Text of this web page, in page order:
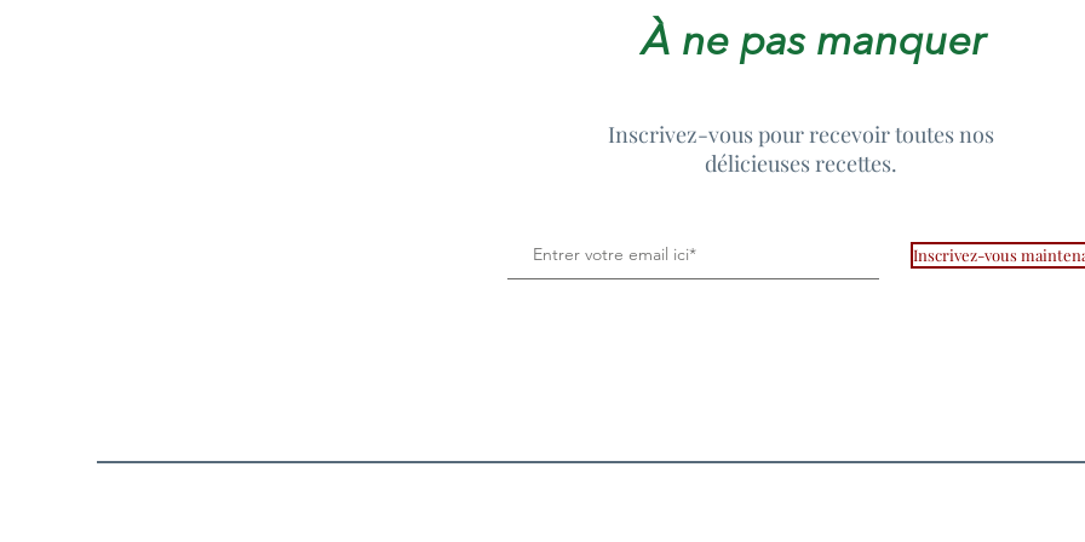
À ne pas manquer
Inscrivez-vous pour recevoir toutes nos
délicieuses recettes.
Inscrivez-vous